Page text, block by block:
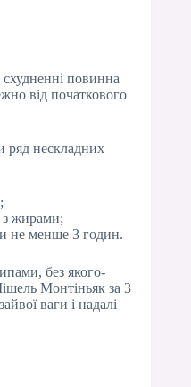
повинна
від початкового
ряд нескладних
з жирами;
не менше 3 годин.
без якого-
Монтіньяк за 3
ваги і надалі